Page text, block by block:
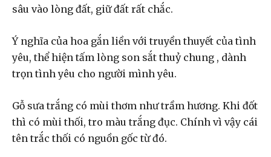
sâu vào lòng đất, giữ đất rất chắc.
Ý nghĩa của hoa gắn liền với truyền thuyết của tình
yêu, thể hiện tấm lòng son sắt thuỷ chung , dành
trọn tình yêu cho người mình yêu.
Gỗ sưa trắng có mùi thơm như trầm hương. Khi đốt
thì có mùi thối, tro màu trắng đục. Chính vì vậy cái
tên trắc thối có nguồn gốc từ đó.